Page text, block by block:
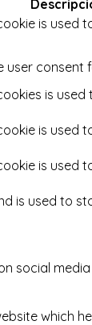
is
is
is
is
is used to
social
which